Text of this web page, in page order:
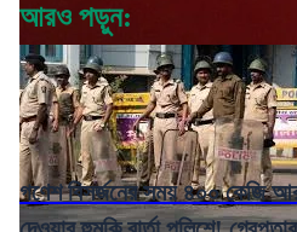
আরও পড়ুন:
গণেশ বিসর্জনের সময় ৪০০ কেজি